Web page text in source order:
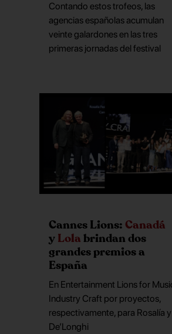
Contando estos trofeos, las
agencias españolas acumulan
veinte galardones en las tres
primeras jornadas del festival
Cannes Lions:Canadá
yLola brindan dos
grandes premios a
España
En Entertainment Lions for
Industry Craft por proyectos,
respectivamente, para Rosalía y
De’Longhi